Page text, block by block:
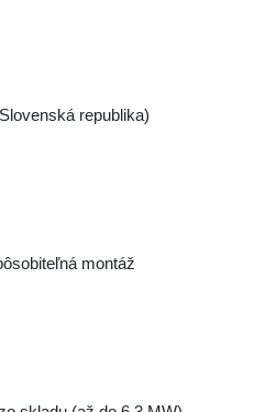
republika)
montáž